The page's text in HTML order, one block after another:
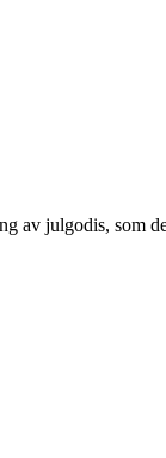
julgodis, som